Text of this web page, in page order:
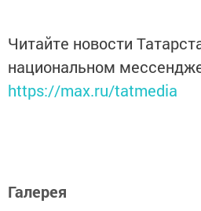
Читайте новости
национальном
https://max.ru/tatmedia
Галерея